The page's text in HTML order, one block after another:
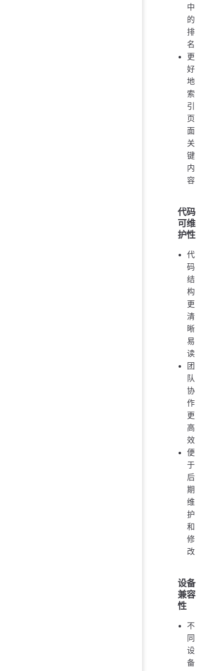
中
的
排
名
更
好
地
索
引
页
面
关
键
内
容
代码
可维
护性
代
码
结
构
更
清
晰
易
读
团
队
协
作
更
高
效
便
于
后
期
维
护
和
修
改
设备
兼容
性
不
同
设
备